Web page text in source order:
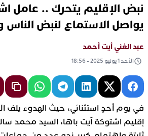
نبض الإقليم يتحرك .. عامل
يواصل الاستماع لنبض الناس
عبد الغني أيت أحمد
الأحد 1 يونيو 2025 - 18:56
في يوم أحدٍ استثنائي، حيث الهدوء يلف
إقليم اشتوكة آيت باها، السيد محمد